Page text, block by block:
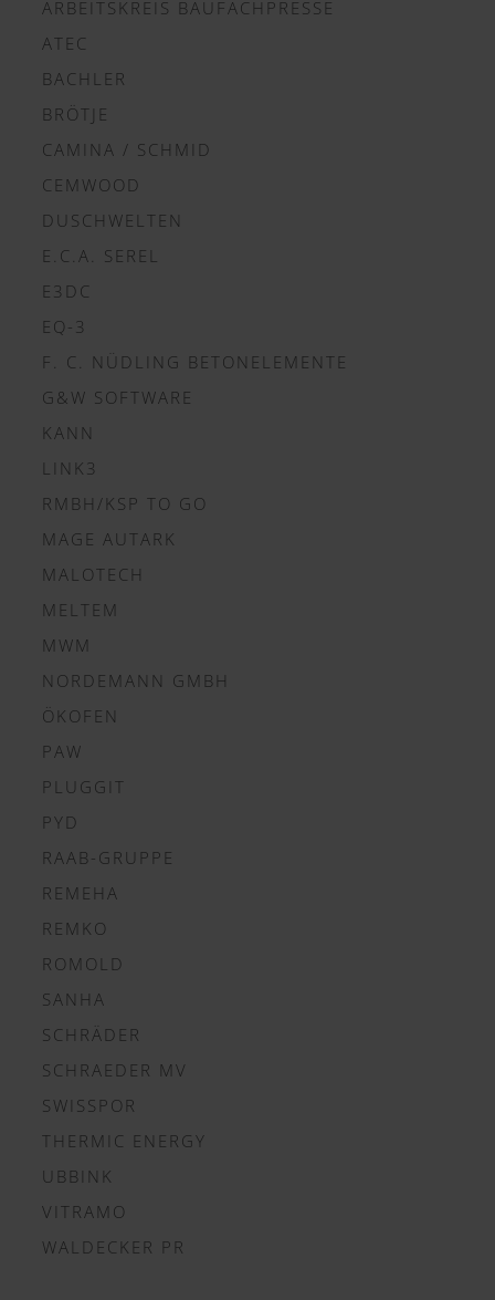
ARBEITSKREIS BAUFACHPRESSE
ATEC
BACHLER
BRÖTJE
CAMINA / SCHMID
CEMWOOD
DUSCHWELTEN
E.C.A. SEREL
E3DC
EQ-3
F. C. NÜDLING BETONELEMENTE
G&W SOFTWARE
KANN
LINK3
RMBH/KSP TO GO
MAGE AUTARK
MALOTECH
MELTEM
MWM
NORDEMANN GMBH
ÖKOFEN
PAW
PLUGGIT
PYD
RAAB-GRUPPE
REMEHA
REMKO
ROMOLD
SANHA
SCHRÄDER
SCHRAEDER MV
SWISSPOR
THERMIC ENERGY
UBBINK
VITRAMO
WALDECKER PR